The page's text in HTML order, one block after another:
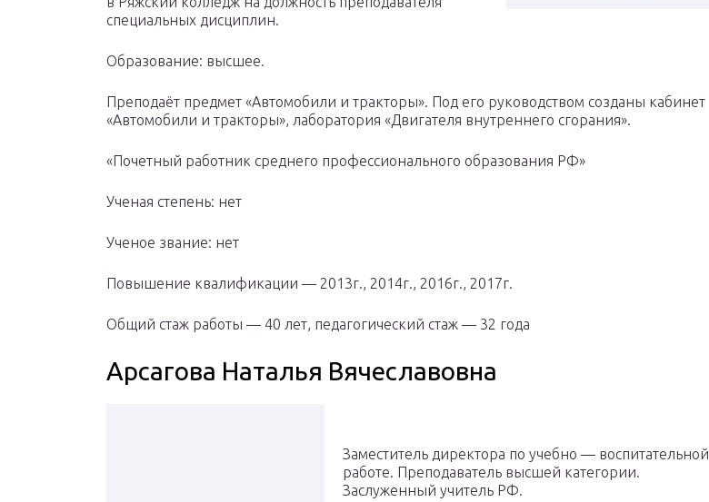
специальных дисциплин.
Образование: высшее.
Преподаёт предмет «Автомобили и тракторы». Под его руководством созданы кабинет
«Автомобили и тракторы», лаборатория «Двигателя внутреннего сгорания».
«Почетный работник среднего профессионального образования РФ»
Ученая степень: нет
Ученое звание: нет
Повышение квалификации — 2013г., 2014г., 2016г., 2017г.
Общий стаж работы — 40 лет, педагогический стаж — 32 года
Арсагова Наталья Вячеславовна
Заместитель директора по учебно — воспитательной
работе. Преподаватель высшей категории.
Заслуженный учитель РФ.